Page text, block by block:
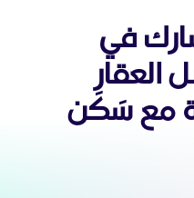
في
العقار
مع سَكَن